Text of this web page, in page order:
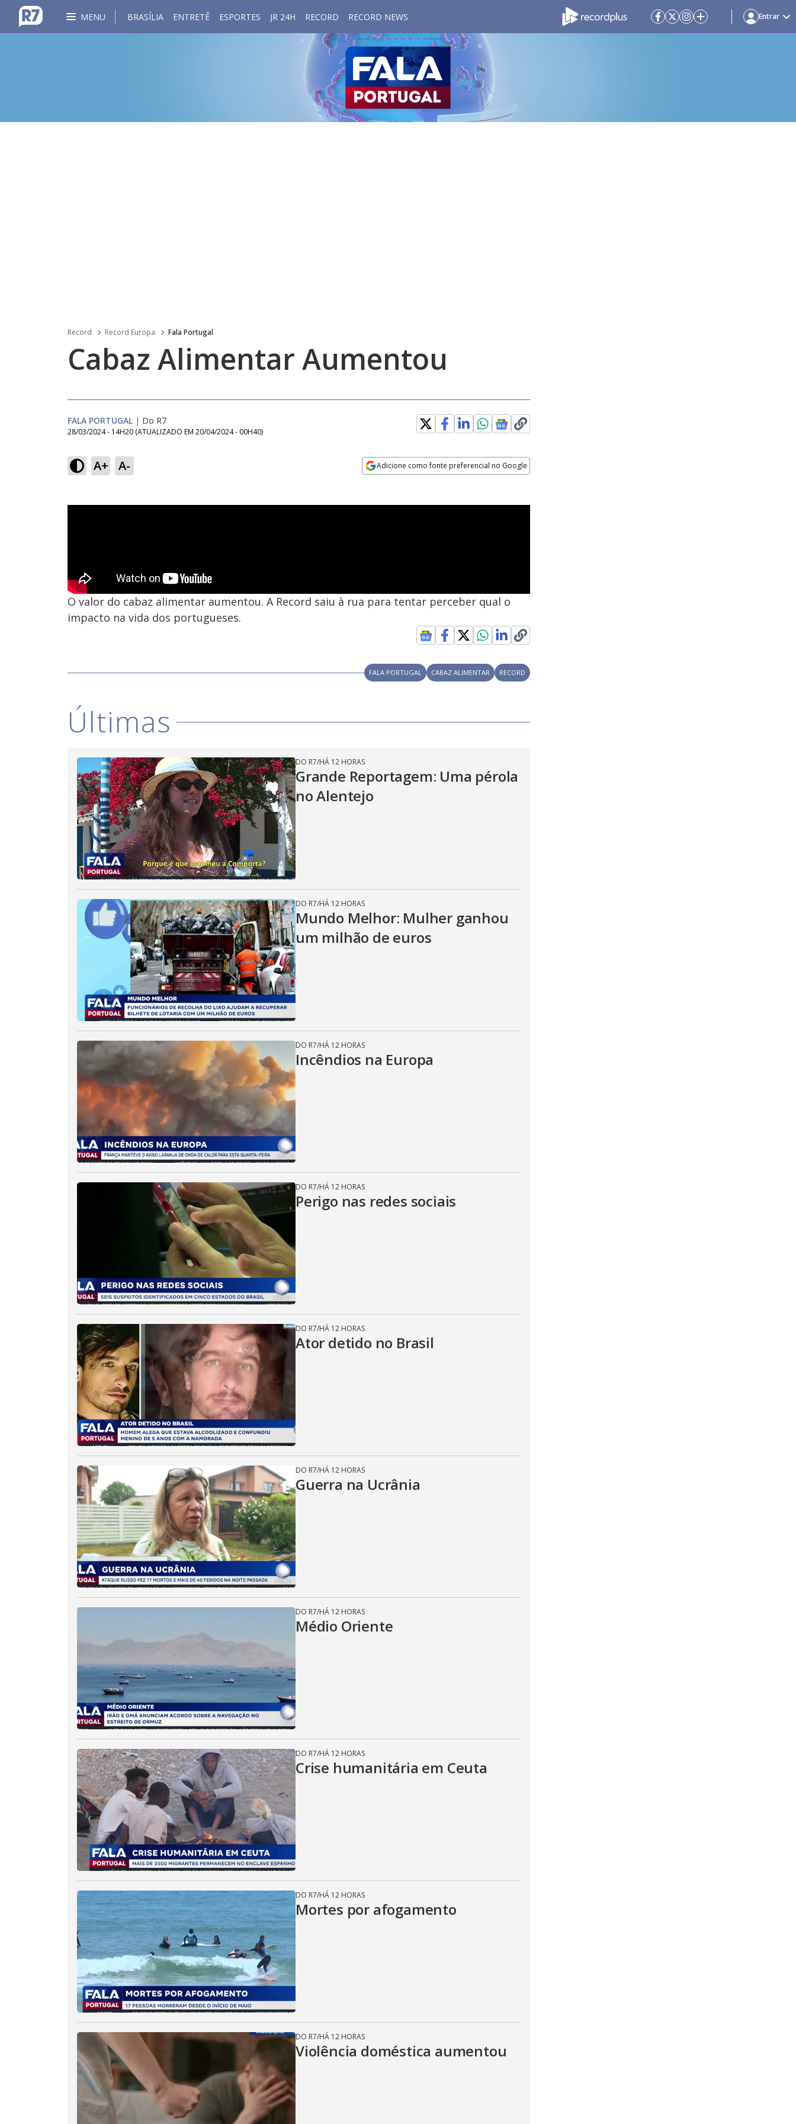
MENU BRASÍLIA ENTRETÊ ESPORTES JR 24H RECORD RECORD NEWS Entrar
Record Record Europa Fala Portugal
Cabaz Alimentar Aumentou
FALA PORTUGAL | Do R7
28/03/2024 - 14H20 (ATUALIZADO EM 20/04/2024 - 00H40)
A+ A- Adicione como fonte preferencial no Google
O valor do cabaz alimentar aumentou. A Record saiu à rua para tentar perceber qual o
impacto na vida dos portugueses.
FALA PORTUGAL CABAZ ALIMENTAR RECORD
Últimas
DO R7/HÁ 12 HORAS
Grande Reportagem: Uma pérola
no Alentejo
DO R7/HÁ 12 HORAS
Mundo Melhor: Mulher ganhou
um milhão de euros
DO R7/HÁ 12 HORAS
Incêndios na Europa
DO R7/HÁ 12 HORAS
Perigo nas redes sociais
DO R7/HÁ 12 HORAS
Ator detido no Brasil
DO R7/HÁ 12 HORAS
Guerra na Ucrânia
DO R7/HÁ 12 HORAS
Médio Oriente
DO R7/HÁ 12 HORAS
Crise humanitária em Ceuta
DO R7/HÁ 12 HORAS
Mortes por afogamento
DO R7/HÁ 12 HORAS
Violência doméstica aumentou